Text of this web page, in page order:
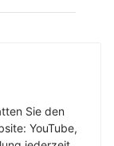
Sie den
YouTube,